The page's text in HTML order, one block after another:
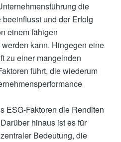
die
und der Erfolg
einem fähigen
kann. Hingegen eine
zu einer mangelnden
führt, die wiederum
ESG-Faktoren die Renditen
hinaus ist es für
Bedeutung, die